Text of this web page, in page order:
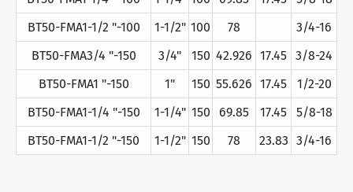
BT50-FMA1-1/2 "-100
1-1/2" 100 78
3/4-16
BT50-FMA3/4 "-150
3/4" 150 42.926 17.45 3/8-24
BT50-FMA1 "-150
1" 150 55.626 17.45
1/2-20
BT50-FMA1-1/4 "-150
1-1/4" 150 69.85 17.45
5/8-18
BT50-FMA1-1/2 "-150
1-1/2" 150 78 23.83 3/4-16